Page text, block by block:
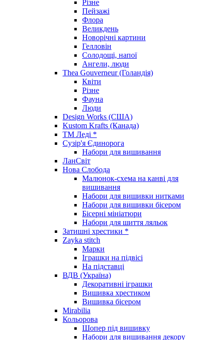
Різне
Пейзажі
Флора
Великдень
Новорічні картини
Гелловін
Солодощі, напої
Ангели, люди
Thea Gouverneur (Голандія)
Квіти
Різне
Фауна
Люди
Design Works (США)
Kustom Krafts (Канада)
ТМ Леді *
Сузір'я Єдинорога
Набори для вишивання
ЛанСвіт
Нова Слобода
Малюнок-схема на канві для
вишивання
Набори для вишивки нитками
Набори для вишивки бісером
Бісерні мініатюри
Набори для шиття ляльок
Затишні хрестики *
Zayka stitch
Марки
Іграшки на підвісі
На підставці
ВДВ (Україна)
Декоративні іграшки
Вишивка хрестиком
Вишивка бісером
Mirabilia
Кольорова
Шопер під вишивку
Набори для вишивання декору